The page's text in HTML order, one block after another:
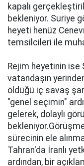
kapalı
bekleniyor. Suriye
heyeti henüz
temsilcileri ile
Rejim heyetinin
vatandaşın
öldüğü iç savaş
"genel seçimin"
gelerek, dolaylı
sürecinin ele
Tahran'da İranlı
ardından, bir